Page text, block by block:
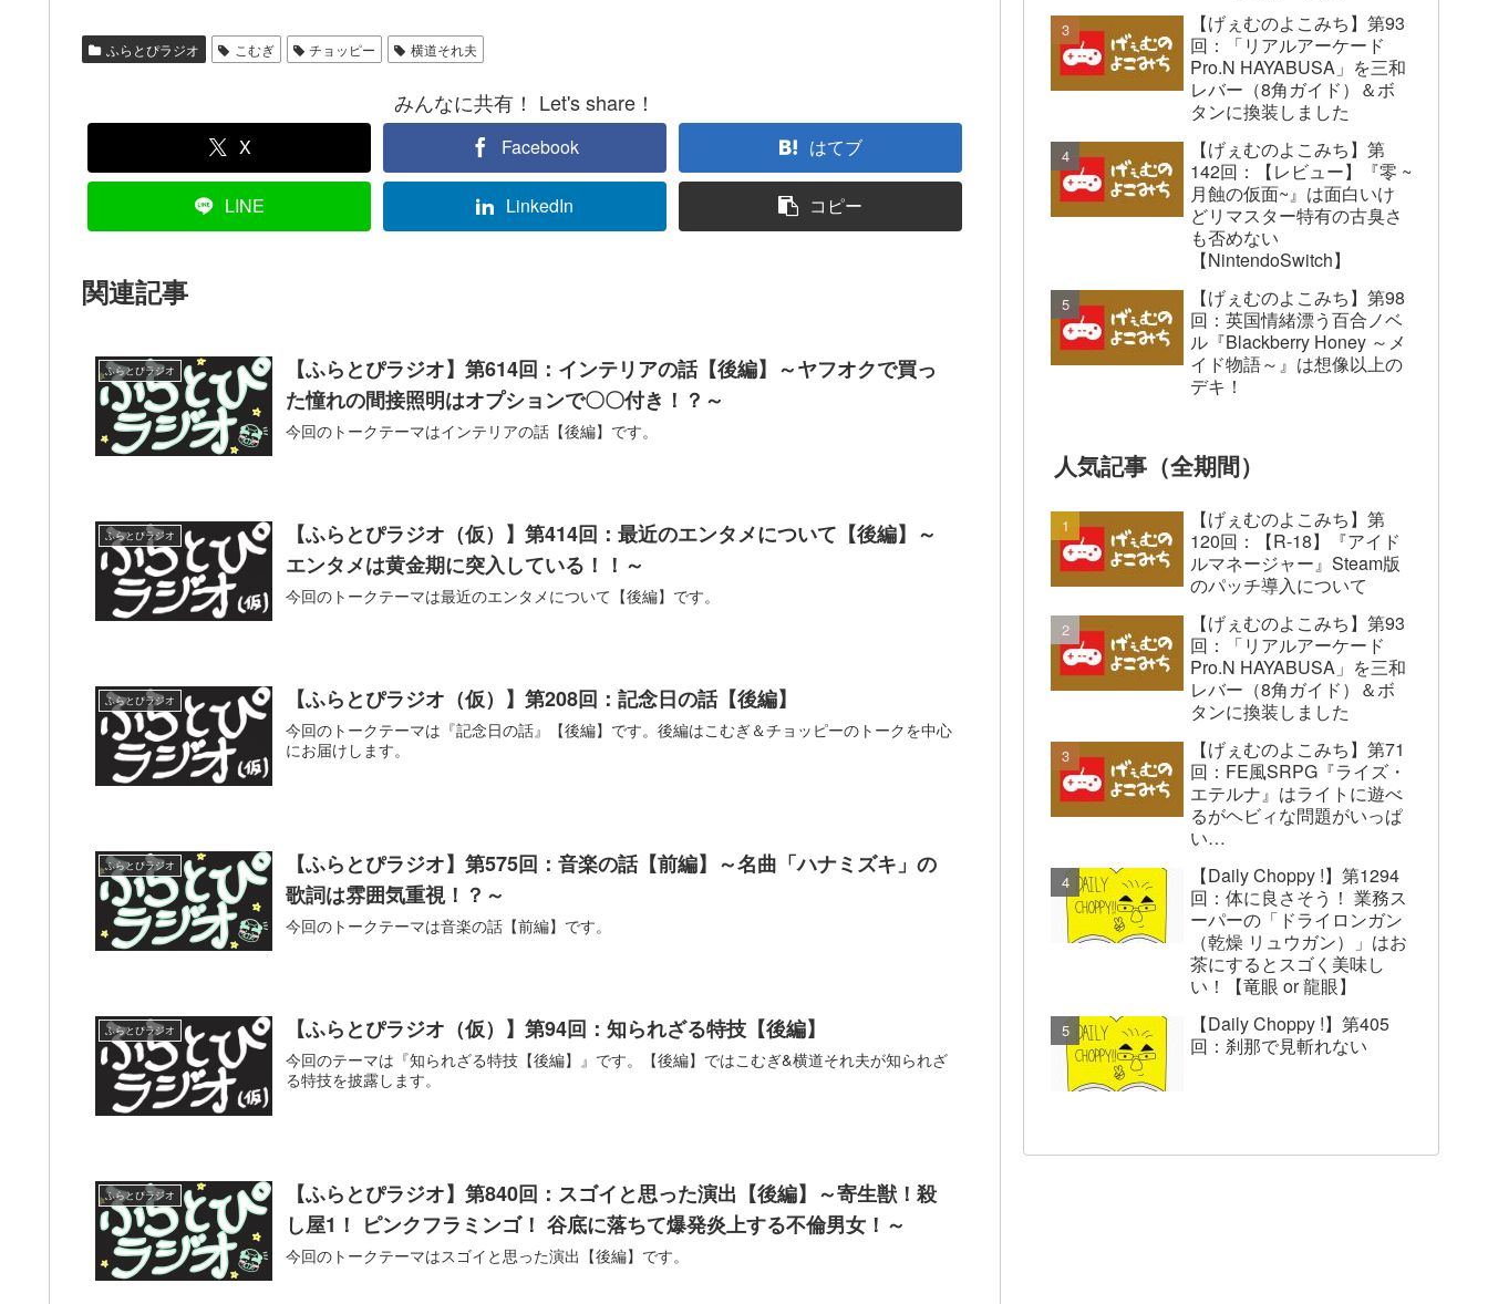
ふらとぴラジオ こむぎ チョッピー 横道それ夫
みんなに共有！ Let's share！
X Facebook はてブ
LINE LinkedIn コピー
関連記事
ふらとぴラジオ
【ふらとぴラジオ】第614回：インテリアの話【後編】～ヤフオクで買っ
た憧れの間接照明はオプションで〇〇付き！？～
今回のトークテーマはインテリアの話【後編】です。
ふらとぴラジオ
【ふらとぴラジオ（仮）】第414回：最近のエンタメについて【後編】～
エンタメは黄金期に突入している！！～
今回のトークテーマは最近のエンタメについて【後編】です。
ふらとぴラジオ 【ふらとぴラジオ（仮）】第208回：記念日の話【後編】
今回のトークテーマは『記念日の話』【後編】です。後編はこむぎ＆チョッピーのトークを中心
にお届けします。
ふらとぴラジオ
【ふらとぴラジオ】第575回：音楽の話【前編】～名曲「ハナミズキ」の
歌詞は雰囲気重視！？～
今回のトークテーマは音楽の話【前編】です。
ふらとぴラジオ 【ふらとぴラジオ（仮）】第94回：知られざる特技【後編】
今回のテーマは『知られざる特技【後編】』です。【後編】ではこむぎ&横道それ夫が知られざ
る特技を披露します。
ふらとぴラジオ
【ふらとぴラジオ】第840回：スゴイと思った演出【後編】～寄生獣！殺
し屋1！ ピンクフラミンゴ！ 谷底に落ちて爆発炎上する不倫男女！～
今回のトークテーマはスゴイと思った演出【後編】です。
【げぇむのよこみち】第93
回：「リアルアーケード
Pro.N HAYABUSA」を三和
レバー（8角ガイド）＆ボ
タンに換装しました
【げぇむのよこみち】第
142回：【レビュー】『零 ~
月蝕の仮面~』は面白いけ
どリマスター特有の古臭さ
も否めない
【NintendoSwitch】
【げぇむのよこみち】第98
回：英国情緒漂う百合ノベ
ル『Blackberry Honey ～メ
イド物語～』は想像以上の
デキ！
人気記事（全期間）
【げぇむのよこみち】第
120回：【R-18】『アイド
ルマネージャー』Steam版
のパッチ導入について
【げぇむのよこみち】第93
回：「リアルアーケード
Pro.N HAYABUSA」を三和
レバー（8角ガイド）＆ボ
タンに換装しました
【げぇむのよこみち】第71
回：FE風SRPG『ライズ・
エテルナ』はライトに遊べ
るがヘビィな問題がいっぱ
い…
【Daily Choppy !】第1294
回：体に良さそう！ 業務ス
ーパーの「ドライロンガン
（乾燥 リュウガン）」はお
茶にするとスゴく美味し
い！【竜眼 or 龍眼】
【Daily Choppy !】第405
回：刹那で見斬れない